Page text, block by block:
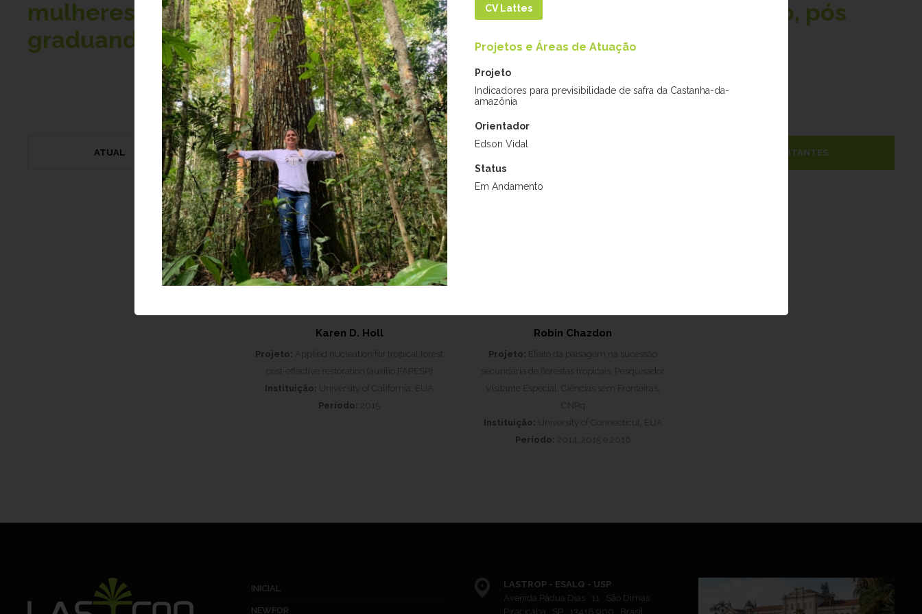
CV Lattes
Projetos e Áreas de Atuação
Projeto
Indicadores para previsibilidade de safra da Castanha-da-
amazônia
Orientador
Edson Vidal
Status
Em Andamento
mulheres (considerando estagiários, alunos de treinamento técnico, pós
graduandos e post-docs).
Nossa Equipe
ATUAL EX-ALUNOS ALUNOS INTERNACIONAIS PESQUISADORES VISITANTES
Karen D. Holl
Projeto: Applied nucleation for tropical forest
cost-effective restoration (auxílio FAPESP)
Instituição: University of California, EUA
Período: 2015
Robin Chazdon
Projeto: Efeito da paisagem na sucessão
secundária de florestas tropicais, Pesquisador
Visitante Especial, Ciências sem Fronteiras,
CNPq
Instituição: University of Connecticut, EUA
Período: 2014, 2015 e 2016
INICIAL
NEWFOR
LASTROP - ESALQ - USP
Avenida Pádua Dias 11 São Dimas
Piracicaba SP 13418 900 Brasil